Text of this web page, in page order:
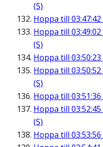
(S)
Hoppa till 03:47:42
Hoppa till 03:49:02
(S)
Hoppa till 03:50:23
Hoppa till 03:50:52
(S)
Hoppa till 03:51:36
Hoppa till 03:52:45
(S)
Hoppa till 03:53:56